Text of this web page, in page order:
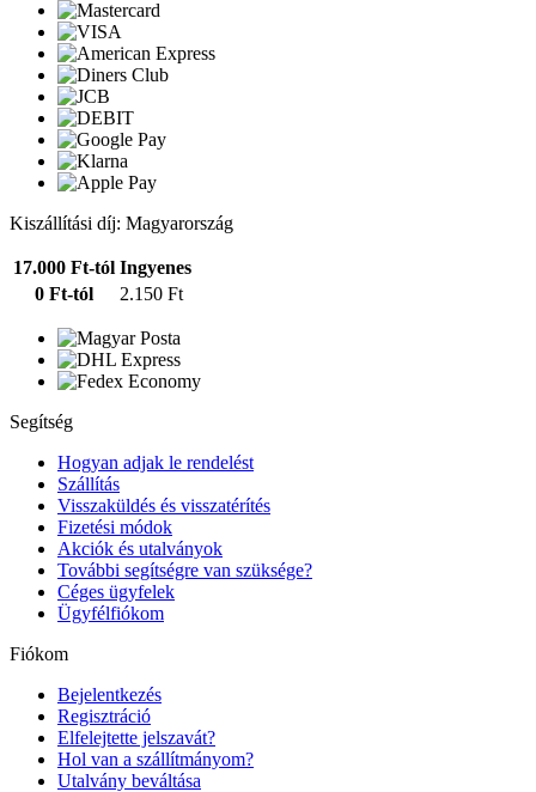
Kiszállítási díj: Magyarország
17.000 Ft-tól Ingyenes
0 Ft-tól
2.150 Ft
Segítség
Hogyan adjak le rendelést
Szállítás
Visszaküldés és visszatérítés
Fizetési módok
Akciók és utalványok
További segítségre van szüksége?
Céges ügyfelek
Ügyfélfiókom
Fiókom
Bejelentkezés
Regisztráció
Elfelejtette jelszavát?
Hol van a szállítmányom?
Utalvány beváltása